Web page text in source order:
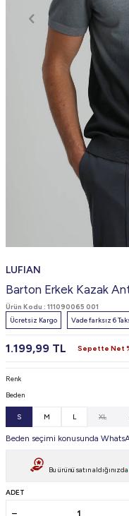
LUFIAN
Barton Erkek Kazak
Ürün Kodu : 111090065 001
Ücretsiz Kargo
Vade farksız 6
1.199,99 TL Sepette Net
Renk
Beden
S M L XL
Beden seçimi konusunda
Bu ürünü satın aldığınızda
ADET